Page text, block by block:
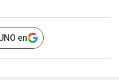
en